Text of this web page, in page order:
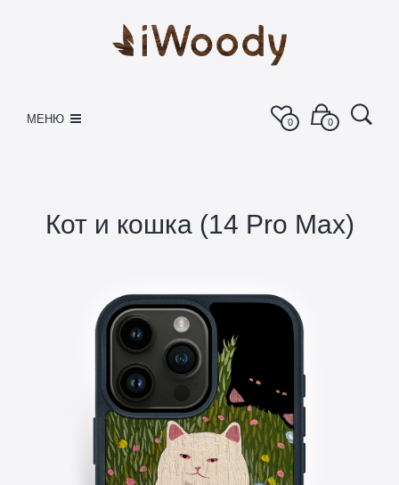
МЕНЮ 0 0
Кот и кошка (14 Pro Max)